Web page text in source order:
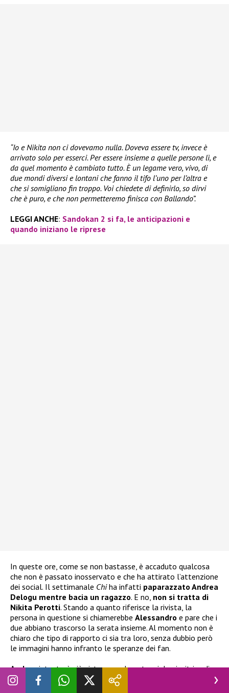
“Io e Nikita non ci dovevamo nulla. Doveva essere tv, invece è
arrivato solo per esserci. Per essere insieme a quelle persone lì, e
da quel momento è cambiato tutto. È un legame vero, vivo, di
due mondi diversi e lontani che fanno il tifo l’uno per l’altra e
che si somigliano fin troppo. Voi chiedete di definirlo, so dirvi
che è puro, e che non permetteremo finisca con Ballando”.
LEGGI ANCHE: Sandokan 2 si fa, le anticipazioni e
quando iniziano le riprese
In queste ore, come se non bastasse, è accaduto qualcosa
che non è passato inosservato e che ha attirato l’attenzione
dei social. Il settimanale Chiha infatti paparazzato Andrea
Delogu mentre bacia un ragazzo. E no, non si tratta di
Nikita Perotti. Stando a quanto riferisce la rivista, la
persona in questione si chiamerebbe Alessandro e pare che i
due abbiano trascorso la serata insieme. Al momento non è
chiaro che tipo di rapporto ci sia tra loro, senza dubbio però
le immagini hanno infranto le speranze dei fan.
Andreaintanto è già vista come la potenziale vincitrice di
Ballando con le Stellee sabato sera, nel corso della finale,
scopriremo se sarà lei a trionfare.